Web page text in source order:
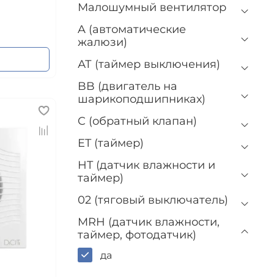
Малошумный вентилятор
A (автоматические
жалюзи)
АТ (таймер выключения)
BB (двигатель на
шарикоподшипниках)
C (обратный клапан)
ET (таймер)
HT (датчик влажности и
таймер)
02 (тяговый выключатель)
MRH (датчик влажности,
таймер, фотодатчик)
да